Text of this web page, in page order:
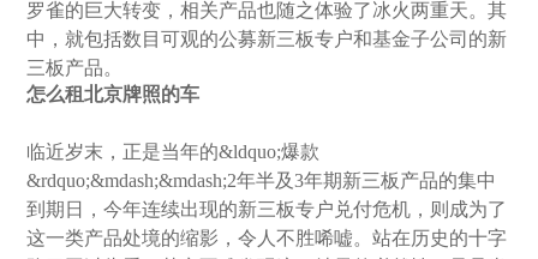
罗雀的巨大转变，相关产品也随之体验了冰火两重天。其
中，就包括数目可观的公募新三板专户和基金子公司的新
三板产品。
怎么租北京牌照的车
临近岁末，正是当年的&ldquo;爆款
&rdquo;&mdash;&mdash;2年半及3年期新三板产品的集中
到期日，今年连续出现的新三板专户兑付危机，则成为了
这一类产品处境的缩影，令人不胜唏嘘。站在历史的十字